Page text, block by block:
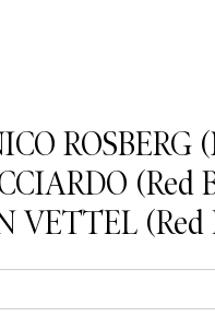
ROSBERG
(Red
VETTEL (Red